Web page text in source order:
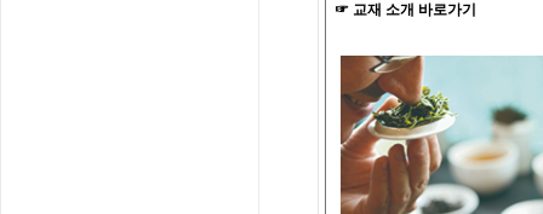
☞ 교재 소개 바로가기